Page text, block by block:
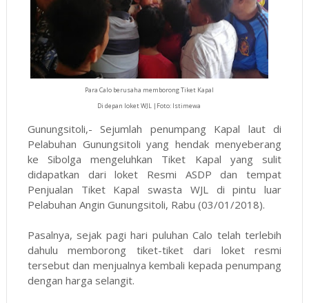
Para Calo berusaha memborong Tiket Kapal
Di depan loket WJL |Foto: Istimewa
Gunungsitoli,- Sejumlah penumpang Kapal laut di
Pelabuhan Gunungsitoli yang hendak menyeberang
ke Sibolga mengeluhkan Tiket Kapal yang sulit
didapatkan dari loket Resmi ASDP dan tempat
Penjualan Tiket Kapal swasta WJL di pintu luar
Pelabuhan Angin Gunungsitoli, Rabu (03/01/2018).
Pasalnya, sejak pagi hari puluhan Calo telah terlebih
dahulu memborong tiket-tiket dari loket resmi
tersebut dan menjualnya kembali kepada penumpang
dengan harga selangit.